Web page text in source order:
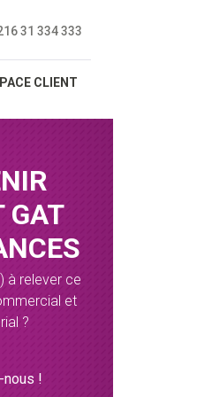
31 334 333
CLIENT
GAT
à relever ce
et
?
nous !